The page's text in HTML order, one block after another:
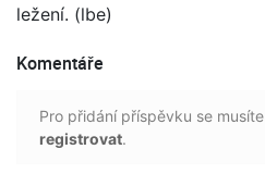
ležení. (lbe)
Komentáře
Pro přidání příspěvku se
registrovat.